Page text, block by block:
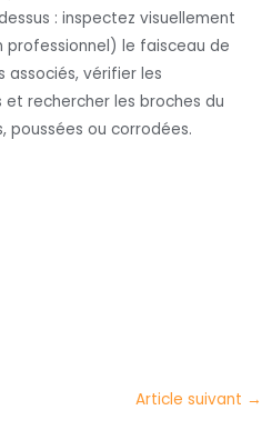
: inspectez visuellement
le faisceau de
vérifier les
rechercher les broches du
poussées ou corrodées.
Article suivant →